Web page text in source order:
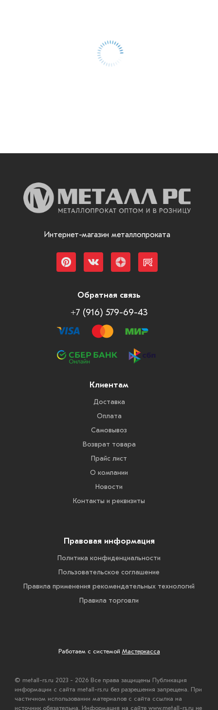
Интернет-магазин металлопроката
Обратная связь
+7 (916) 579-69-43
Клиентам
Доставка
Оплата
Самовывоз
Возврат товара
Прайс лист
О компании
Новости
Контакты и реквизиты
Правовая информация
Политика конфиденциальности
Пользовательское соглашение
Правила применения рекомендательных технологий
Правила торговли
Работаем с системой Мастеркасса
© metall-rs.ru 2023 - 2026 Все права защищены Публикация
информации с сайта metall-rs.ru без разрешения запрещена. При
частичном использовании материалов с сайта ссылка на
источник обязательна. Информация на сайте www.metall-rs.ru не